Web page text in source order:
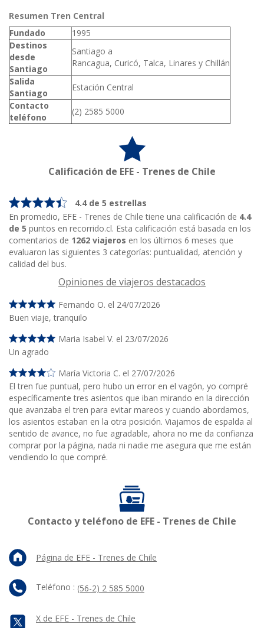
Resumen Tren Central
Fundado
1995
Destinos
desde
Santiago
Santiago a
Rancagua, Curicó, Talca, Linares y Chillán
Salida
Santiago
Estación Central
Contacto
teléfono
(2) 2585 5000
Calificación de EFE - Trenes de Chile
4.4 de 5 estrellas
En promedio, EFE - Trenes de Chile tiene una calificación de 4.4
de 5 puntos en recorrido.cl. Esta calificación está basada en los
comentarios de 1262 viajeros en los últimos 6 meses que
evaluaron las siguientes 3 categorías: puntualidad, atención y
calidad del bus.
Opiniones de viajeros destacados
Fernando O. el 24/07/2026
Buen viaje, tranquilo
Maria Isabel V. el 23/07/2026
Un agrado
María Victoria C. el 27/07/2026
El tren fue puntual, pero hubo un error en el vagón, yo compré
específicamente tres asientos que iban mirando en la dirección
que avanzaba el tren para evitar mareos y cuando abordamos,
los asientos estaban en la otra posición. Viajamos de espalda al
sentido de avance, no fue agradable, ahora no me da confianza
comprar por la página, nada ni nadie me asegura que me están
vendiendo lo que compré.
Contacto y teléfono de EFE - Trenes de Chile
Página de EFE - Trenes de Chile
Teléfono : (56-2) 2 585 5000
X de EFE - Trenes de Chile